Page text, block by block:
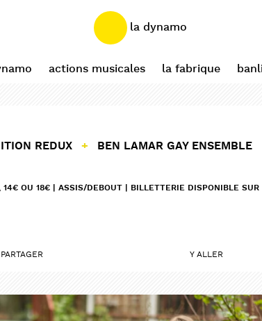
la dynamo
actions musicales la fabrique
REDUX + BEN LAMAR GAY ENSEMBLE
14€ OU 18€ | ASSIS/DEBOUT | BILLETTERIE DISPONIBLE SUR
PARTAGER Y ALLER